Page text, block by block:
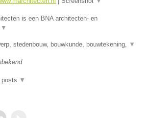
is een BNA architecten- en
▼
stedenbouw, bouwkunde, bouwtekening, ▼
posts ▼